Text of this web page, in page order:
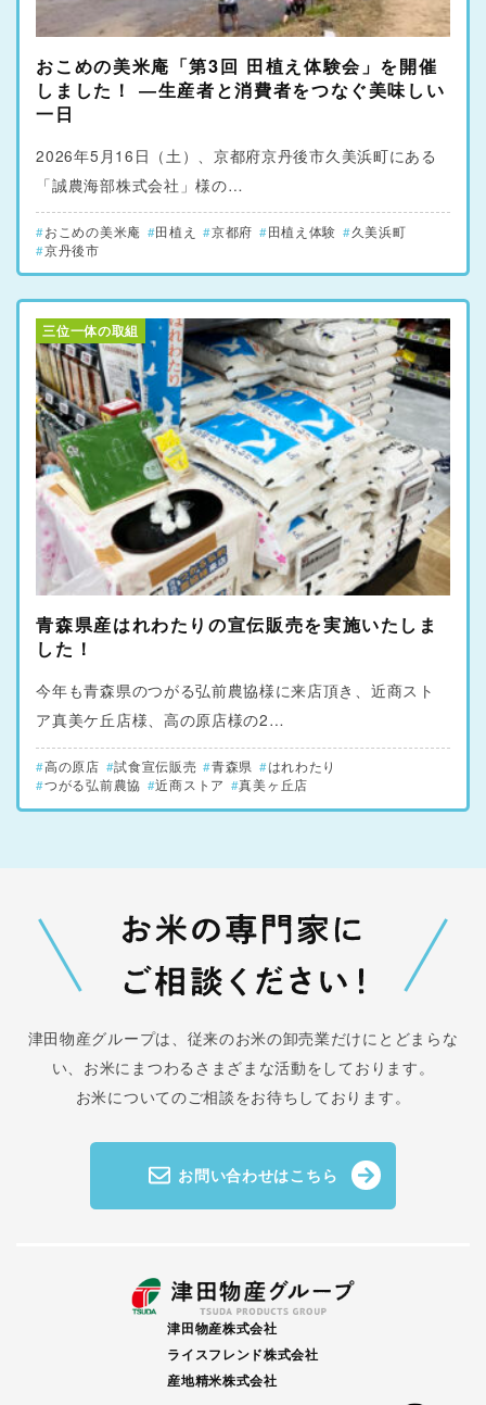
おこめの美米庵「第3回 田植え体験会」を開催
しました！ ―生産者と消費者をつなぐ美味しい
一日
2026年5月16日（土）、京都府京丹後市久美浜町にある
「誠農海部株式会社」様の…
おこめの美米庵 田植え 京都府 田植え体験
久美浜町
京丹後市
三位一体の取組
青森県産はれわたりの宣伝販売を実施いたしま
した！
今年も青森県のつがる弘前農協様に来店頂き、近商スト
ア真美ケ丘店様、高の原店様の2…
高の原店 試食宣伝販売 青森県
はれわたり
つがる弘前農協
近商ストア 真美ヶ丘店
津田物産グループは、従来のお米の卸売業だけにとどまらな
い、 お米にまつわるさまざまな活動をしております。
お米についてのご相談をお待ちしております。
お問い合わせはこちら
津田物産株式会社
ライスフレンド株式会社
産地精米株式会社